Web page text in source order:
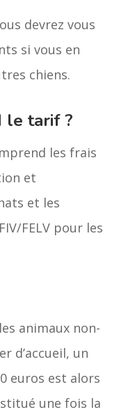
devrez vous
si vous en
chiens.
le tarif ?
les frais
et
et les
FELV pour les
animaux non-
d’accueil, un
euros est alors
une fois la